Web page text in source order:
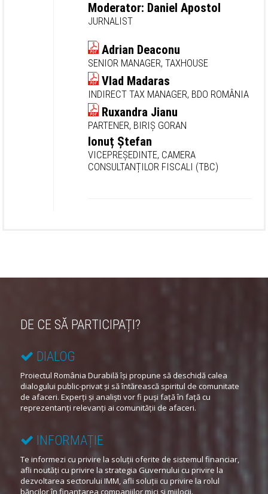
Moderator: Daniel Apostol
JURNALIST
Adrian Deaconu
SENIOR MANAGER, TAXHOUSE
Vlad Madaras
INDIRECT TAX MANAGER, BDO ROMÂNIA
Ruxandra Jianu
PARTENER, BIRIȘ GORAN
Ionuț Ștefan
VICEPREȘEDINTE, CAMERA
CONSULTANȚILOR FISCALI (TBC)
DE CE SĂ PARTICIPAȚI?
DIALOG
Proiectul România Durabilă își propune să deschidă calea
dialogului public-privat și să întărească spiritul de comunitate
de afaceri. Experți și analiști vor fi puși față în față cu
reprezentanți relevanți ai comunității de afaceri.
INFORMAȚIE
Te informezi cu privire la soluții oferite de sistemul financiar,
afli noutăți cu privire la strategia Guvernului cu privire la
dezvoltarea sectorului IMM, afli soluții cu privire la rolul
băncilor în finanțarea companiilor mici și mijlocii.